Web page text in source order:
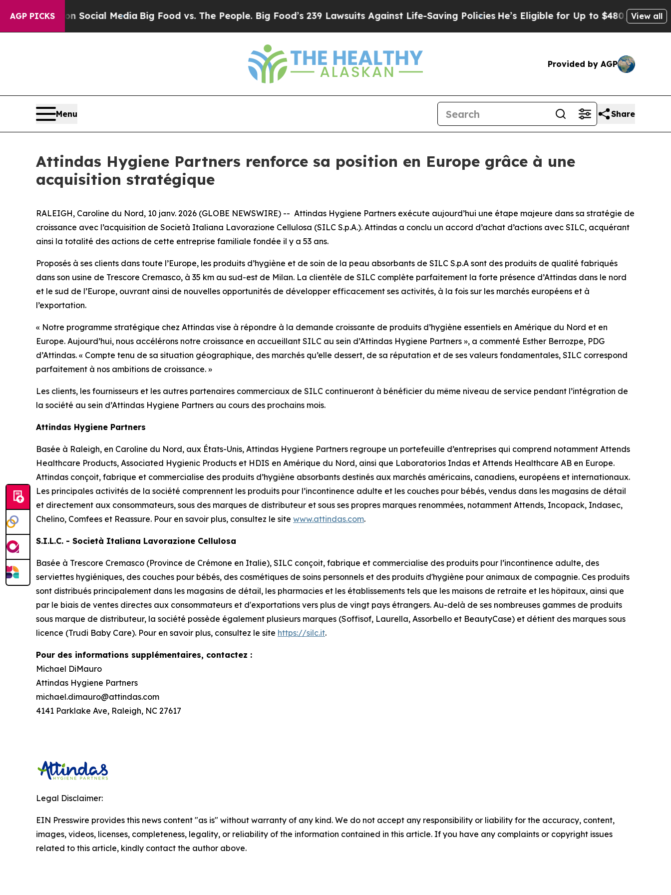
AGP PICKSon Social MediaBig Food vs. The People. Big Food’s 239 Lawsuits Against Life-Saving PoliciesHe’s Eligible for Up to $480,000 AfterView all
Provided by AGP
Menu Share
Attindas Hygiene Partners renforce sa position en Europe grâce à une
acquisition stratégique
RALEIGH, Caroline du Nord, 10 janv. 2026 (GLOBE NEWSWIRE) -- Attindas Hygiene Partners exécute aujourd’hui une étape majeure dans sa stratégie de
croissance avec l’acquisition de Società Italiana Lavorazione Cellulosa (SILC S.p.A.). Attindas a conclu un accord d’achat d’actions avec SILC, acquérant
ainsi la totalité des actions de cette entreprise familiale fondée il y a 53 ans.
Proposés à ses clients dans toute l’Europe, les produits d’hygiène et de soin de la peau absorbants de SILC S.p.A sont des produits de qualité fabriqués
dans son usine de Trescore Cremasco, à 35 km au sud-est de Milan. La clientèle de SILC complète parfaitement la forte présence d’Attindas dans le nord
et le sud de l’Europe, ouvrant ainsi de nouvelles opportunités de développer efficacement ses activités, à la fois sur les marchés européens et à
l’exportation.
« Notre programme stratégique chez Attindas vise à répondre à la demande croissante de produits d’hygiène essentiels en Amérique du Nord et en
Europe. Aujourd’hui, nous accélérons notre croissance en accueillant SILC au sein d’Attindas Hygiene Partners », a commenté Esther Berrozpe, PDG
d’Attindas. « Compte tenu de sa situation géographique, des marchés qu’elle dessert, de sa réputation et de ses valeurs fondamentales, SILC correspond
parfaitement à nos ambitions de croissance. »
Les clients, les fournisseurs et les autres partenaires commerciaux de SILC continueront à bénéficier du même niveau de service pendant l’intégration de
la société au sein d’Attindas Hygiene Partners au cours des prochains mois.
Attindas Hygiene Partners
Basée à Raleigh, en Caroline du Nord, aux États-Unis, Attindas Hygiene Partners regroupe un portefeuille d’entreprises qui comprend notamment Attends
Healthcare Products, Associated Hygienic Products et HDIS en Amérique du Nord, ainsi que Laboratorios Indas et Attends Healthcare AB en Europe.
Attindas conçoit, fabrique et commercialise des produits d’hygiène absorbants destinés aux marchés américains, canadiens, européens et internationaux.
Les principales activités de la société comprennent les produits pour l’incontinence adulte et les couches pour bébés, vendus dans les magasins de détail
et directement aux consommateurs, sous des marques de distributeur et sous ses propres marques renommées, notamment Attends, Incopack, Indasec,
Chelino, Comfees et Reassure. Pour en savoir plus, consultez le site www.attindas.com.
S.I.L.C. - Società Italiana Lavorazione Cellulosa
Basée à Trescore Cremasco (Province de Crémone en Italie), SILC conçoit, fabrique et commercialise des produits pour l’incontinence adulte, des
serviettes hygiéniques, des couches pour bébés, des cosmétiques de soins personnels et des produits d'hygiène pour animaux de compagnie. Ces produits
sont distribués principalement dans les magasins de détail, les pharmacies et les établissements tels que les maisons de retraite et les hôpitaux, ainsi que
par le biais de ventes directes aux consommateurs et d'exportations vers plus de vingt pays étrangers. Au-delà de ses nombreuses gammes de produits
sous marque de distributeur, la société possède également plusieurs marques (Soffisof, Laurella, Assorbello et BeautyCase) et détient des marques sous
licence (Trudi Baby Care). Pour en savoir plus, consultez le site https://silc.it.
Pour des informations supplémentaires, contactez :
Michael DiMauro
Attindas Hygiene Partners
michael.dimauro@attindas.com
4141 Parklake Ave, Raleigh, NC 27617
Legal Disclaimer:
EIN Presswire provides this news content "as is" without warranty of any kind. We do not accept any responsibility or liability for the accuracy, content,
images, videos, licenses, completeness, legality, or reliability of the information contained in this article. If you have any complaints or copyright issues
related to this article, kindly contact the author above.